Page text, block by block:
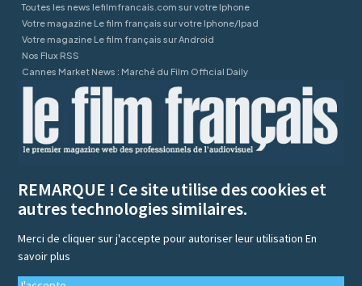
Toutes les news lefilmfrancais.com sur votre Iphone
Votre magazine Le film français sur votre Iphone/Ipad
Votre magazine Le film français sur Android
Nos Flux RSS
Cannes Market News : Marché du Film Official Daily
REMARQUE ! Ce site utilise des cookies et
autres technologies similaires.
Merci de cliquer sur j'accepte pour autoriser leur utilisationEn
savoir plus